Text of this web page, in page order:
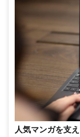
人気マンガを支